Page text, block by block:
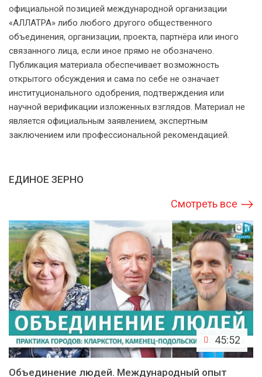
официальной позицией международной организации
«АЛЛАТРА» либо любого другого общественного
объединения, организации, проекта, партнёра или иного
связанного лица, если иное прямо не обозначено.
Публикация материала обеспечивает возможность
открытого обсуждения и сама по себе не означает
институционального одобрения, подтверждения или
научной верификации изложенных взглядов. Материал не
является официальным заявлением, экспертным
заключением или профессиональной рекомендацией.
ЕДИНОЕ ЗЕРНО
Смотреть все
45:52
Объединение людей. Международный опыт